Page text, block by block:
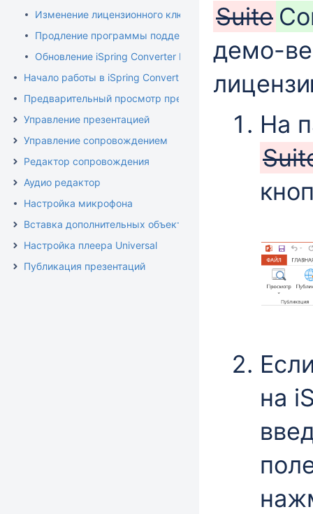
Изменение лицензионного ключа или регистрационных
Продление программы поддержки
Обновление iSpring Converter Pro
Начало работы в iSpring Converter Pro
Предварительный просмотр презентации
Управление презентацией
Управление сопровождением
Редактор сопровождения
Аудио редактор
Настройка микрофона
Вставка дополнительных объектов
Настройка плеера Universal
Публикация презентаций
Suite
демо-
На
на